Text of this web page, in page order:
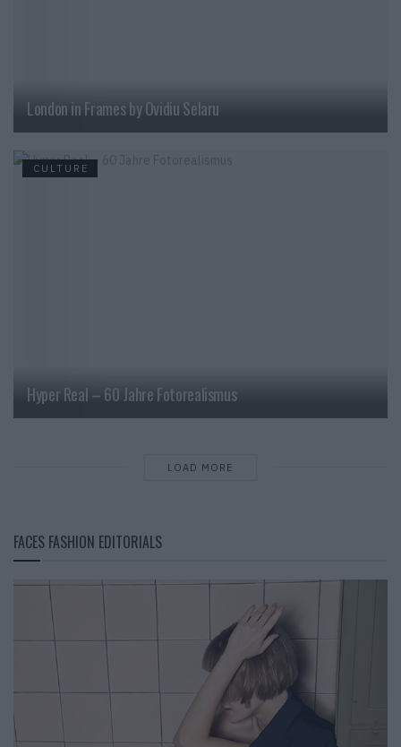
London in Frames by Ovidiu Selaru
CULTURE
Hyper Real – 60 Jahre Fotorealismus
LOAD MORE
FACES FASHION EDITORIALS